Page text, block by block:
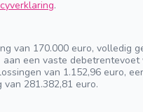
.
van 170.000 euro, volledig
een vaste
van 1.152,96 euro,
281.382,81 euro.